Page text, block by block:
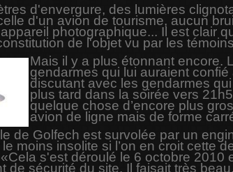
d'envergure, des lumières
d'un avion de tourisme, aucun
photographique... Il est clair
de l'objet vu par les
Mais il y a plus étonnant encore.
gendarmes qui lui auraient
discutant avec les gendarmes
plus tard dans la soirée vers
quelque chose d’encore plus
avion de ligne mais de forme
de Golfech est survolée par un
moins insolite si l’on en croit cette
s'est déroulé le 6 octobre
sécurité du site. Il faisait très